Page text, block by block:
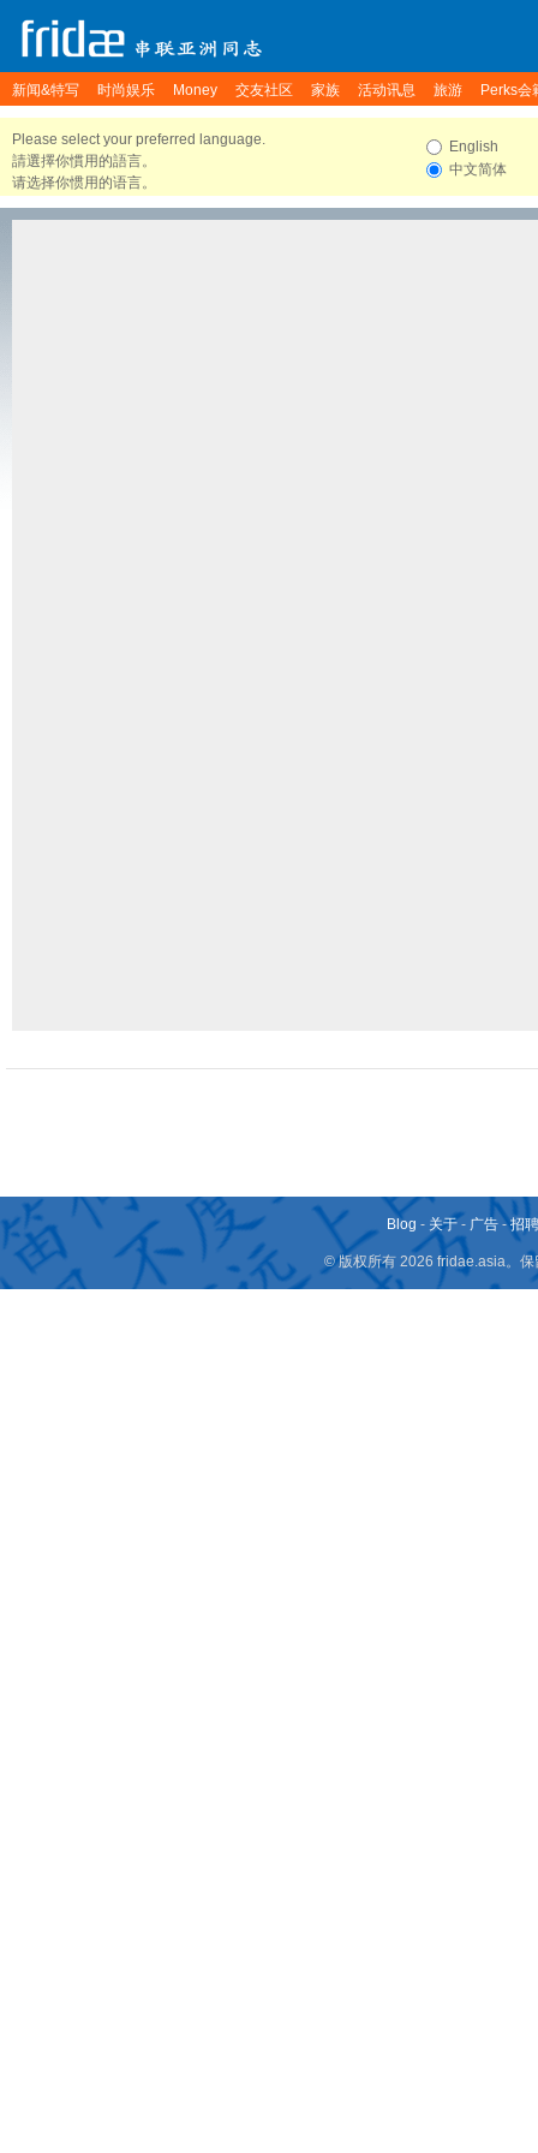
新闻&特写 时尚娱乐 Money 交友社区 家族 活动讯息 旅游 Perks会
Please select your preferred language.
請選擇你慣用的語言。
请选择你惯用的语言。
English
中文简体
Blog - 关于 - 广告 -招
© 版权所有 2026 fridae.asia。